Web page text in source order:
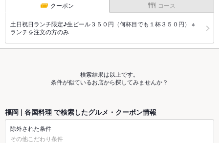
クーポン コース
土日祝日ランチ限定♪生ビール３５０円（何杯目でも１杯３５０円） ※
ランチを注文の方のみ
検索結果は以上です。
条件が似ているお店から探してみませんか？
福岡 | 各国料理 で検索したグルメ・クーポン情報
除外された条件
その他こだわり条件